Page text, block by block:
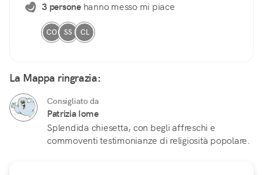
3 personehanno messo mi piace
CO SS CL
La Mappa ringrazia:
Consigliato da
Patrizia Iome
Splendida chiesetta, con begli affreschi e
commoventi testimonianze di religiosità popolare.